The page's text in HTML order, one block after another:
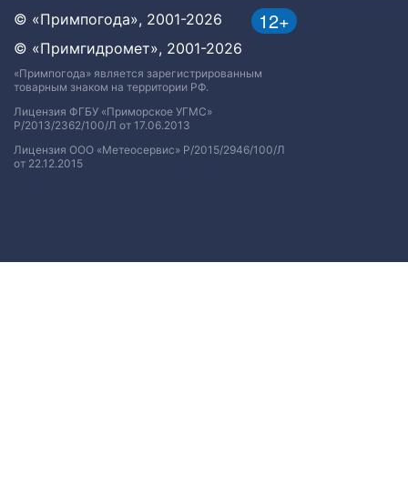
12+
© «Примпогода», 2001-2026
© «Примгидромет», 2001-2026
«Примпогода» является зарегистрированным
товарным знаком на территории РФ.
Лицензия ФГБУ «Приморское УГМС»
Р/2013/2362/100/Л от 17.06.2013
Лицензия ООО «Метеосервис» Р/2015/2946/100/Л
от 22.12.2015